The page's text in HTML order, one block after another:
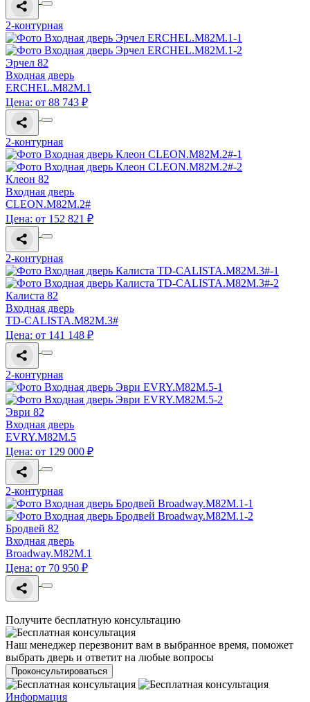
2-контурная
Эрчел 82
Входная дверь
ERCHEL.M82M.1
Цена: от 88 743 ₽
2-контурная
Клеон 82
Входная дверь
CLEON.M82M.2#
Цена: от 152 821 ₽
2-контурная
Калиста 82
Входная дверь
TD-CALISTA.M82M.3#
Цена: от 141 148 ₽
2-контурная
Эври 82
Входная дверь
EVRY.M82M.5
Цена: от 129 000 ₽
2-контурная
Бродвей 82
Входная дверь
Broadway.M82M.1
Цена: от 70 950 ₽
Получите бесплатную консультацию
Наш менеджер перезвонит вам в выбранное время, поможет
выбрать дверь и ответит на любые вопросы
Проконсультироваться
Информация